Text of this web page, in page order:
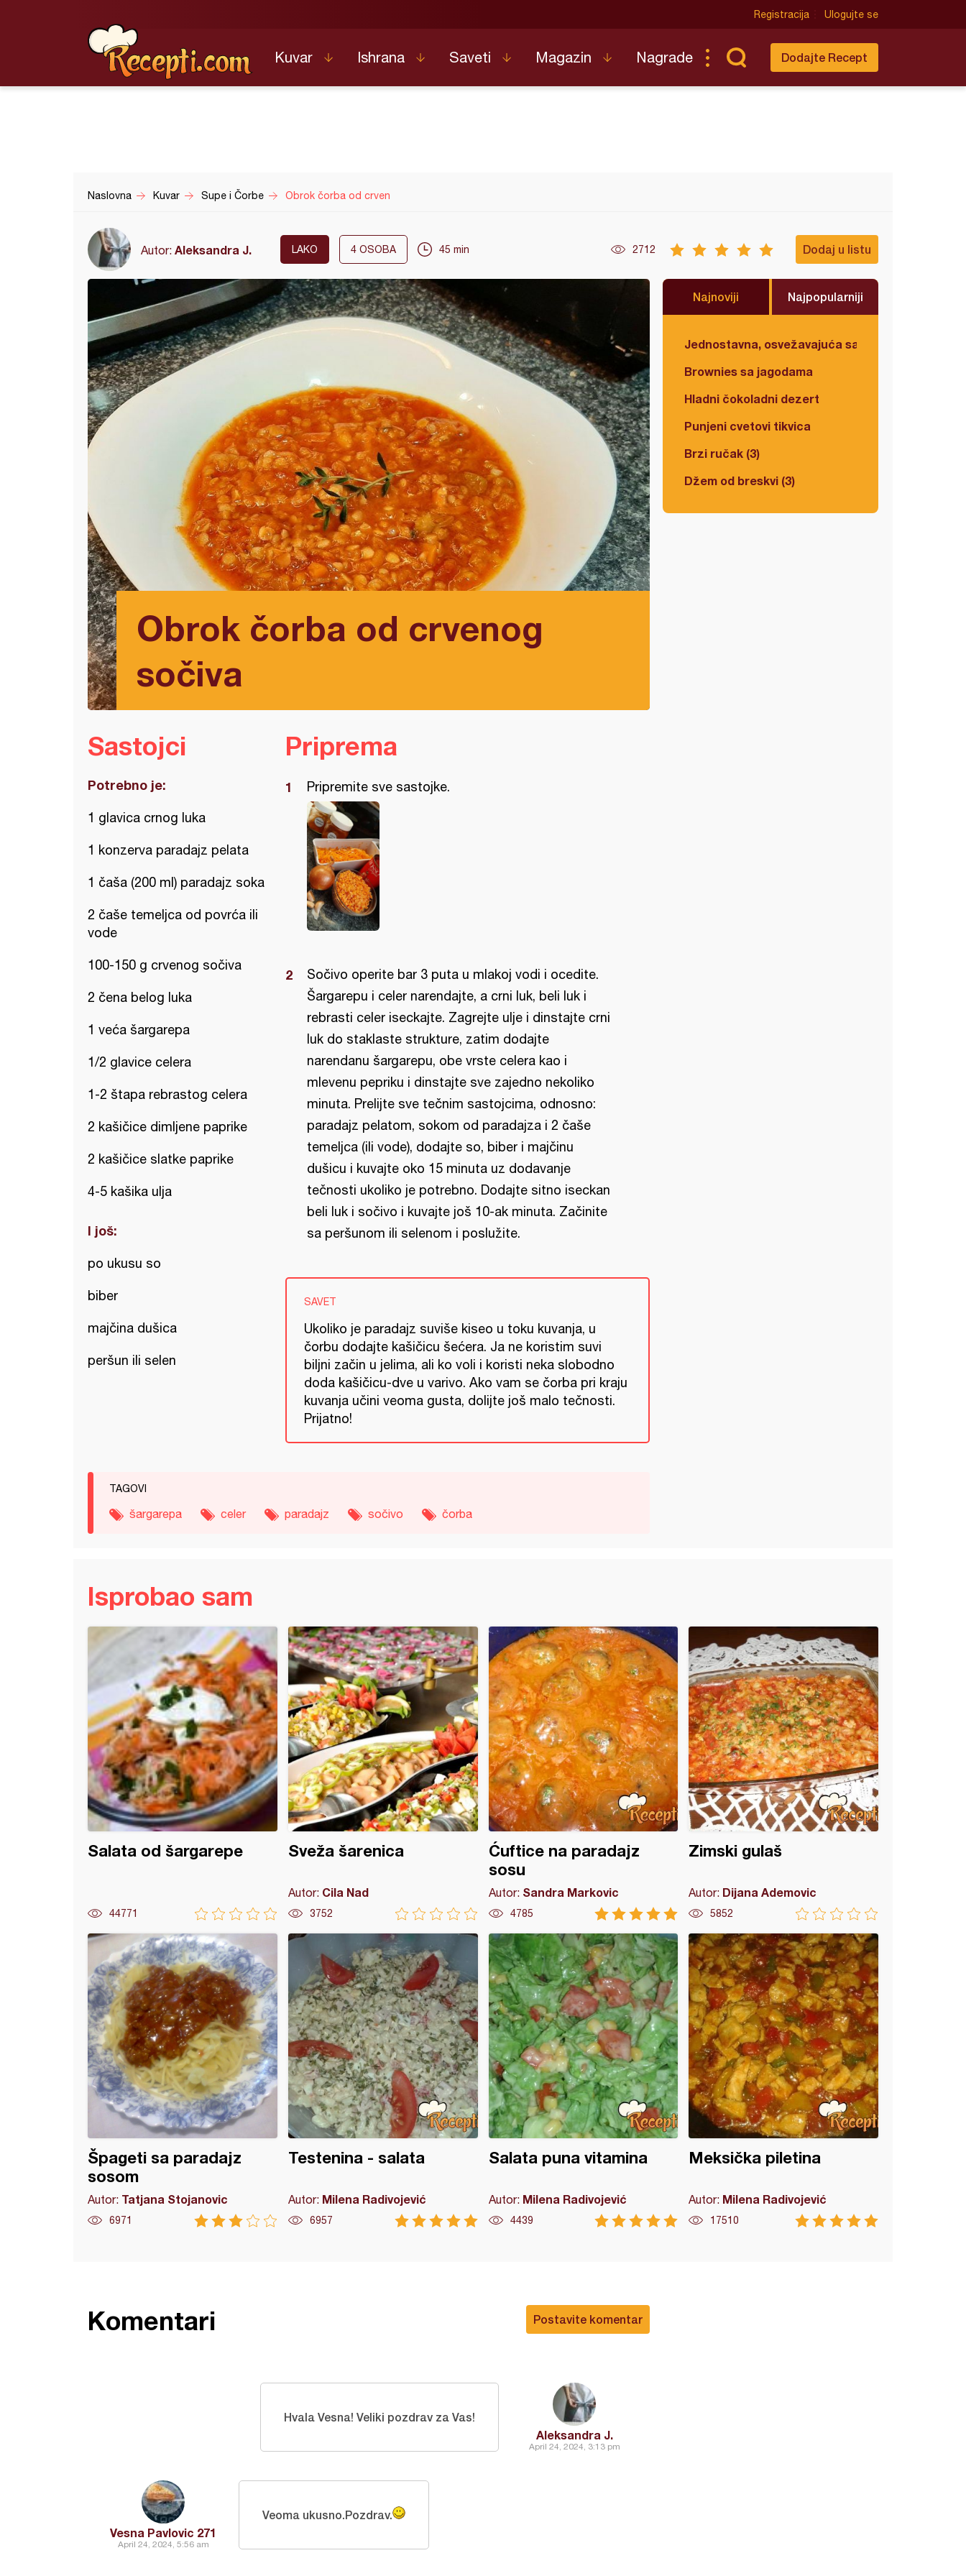
Registracija Ulogujte se
Kuvar Ishrana Saveti Magazin Nagrade Dodajte Recept
Naslovna Kuvar Supe i Čorbe Obrok čorba od crven
Autor: Aleksandra J. LAKO 4 OSOBA 45 min 2712 Dodaj u listu
Obrok čorba od crvenog
sočiva
Najnoviji Najpopularniji
Jednostavna, osvežavajuća salata
Brownies sa jagodama
Hladni čokoladni dezert
Punjeni cvetovi tikvica
Brzi ručak (3)
Džem od breskvi (3)
Sastojci
Potrebno je:
1 glavica crnog luka
1 konzerva paradajz pelata
1 čaša (200 ml) paradajz soka
2 čaše temeljca od povrća ili
vode
100-150 g crvenog sočiva
2 čena belog luka
1 veća šargarepa
1/2 glavice celera
1-2 štapa rebrastog celera
2 kašičice dimljene paprike
2 kašičice slatke paprike
4-5 kašika ulja
I još:
po ukusu so
biber
majčina dušica
peršun ili selen
Priprema
Pripremite sve sastojke.
Sočivo operite bar 3 puta u mlakoj vodi i ocedite.
Šargarepu i celer narendajte, a crni luk, beli luk i
rebrasti celer iseckajte. Zagrejte ulje i dinstajte crni
luk do staklaste strukture, zatim dodajte
narendanu šargarepu, obe vrste celera kao i
mlevenu pepriku i dinstajte sve zajedno nekoliko
minuta. Prelijte sve tečnim sastojcima, odnosno:
paradajz pelatom, sokom od paradajza i 2 čaše
temeljca (ili vode), dodajte so, biber i majčinu
dušicu i kuvajte oko 15 minuta uz dodavanje
tečnosti ukoliko je potrebno. Dodajte sitno iseckan
beli luk i sočivo i kuvajte još 10-ak minuta. Začinite
sa peršunom ili selenom i poslužite.
SAVET
Ukoliko je paradajz suviše kiseo u toku kuvanja, u
čorbu dodajte kašičicu šećera. Ja ne koristim suvi
biljni začin u jelima, ali ko voli i koristi neka slobodno
doda kašičicu-dve u varivo. Ako vam se čorba pri kraju
kuvanja učini veoma gusta, dolijte još malo tečnosti.
Prijatno!
TAGOVI
šargarepa celer paradajz sočivo čorba
Isprobao sam
Salata od šargarepe
44771
Sveža šarenica
Autor: Cila Nad
3752
Ćuftice na paradajz
sosu
Autor: Sandra Markovic
4785
Zimski gulaš
Autor: Dijana Ademovic
5852
Špageti sa paradajz
sosom
Autor: Tatjana Stojanovic
6971
Testenina - salata
Autor: Milena Radivojević
6957
Salata puna vitamina
Autor: Milena Radivojević
4439
Meksička piletina
Autor: Milena Radivojević
17510
Postavite komentar
Komentari
Aleksandra J.
April 24, 2024, 3:13 pm
Hvala Vesna! Veliki pozdrav za Vas!
Vesna Pavlovic 271
April 24, 2024, 5:56 am
Veoma ukusno.Pozdrav.